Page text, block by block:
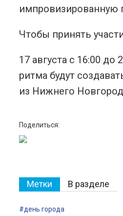
импровизированную
Чтобы принять
17 августа с 16:00
ритма будут
из Нижнего
Поделиться:
Метки В разделе
#день города